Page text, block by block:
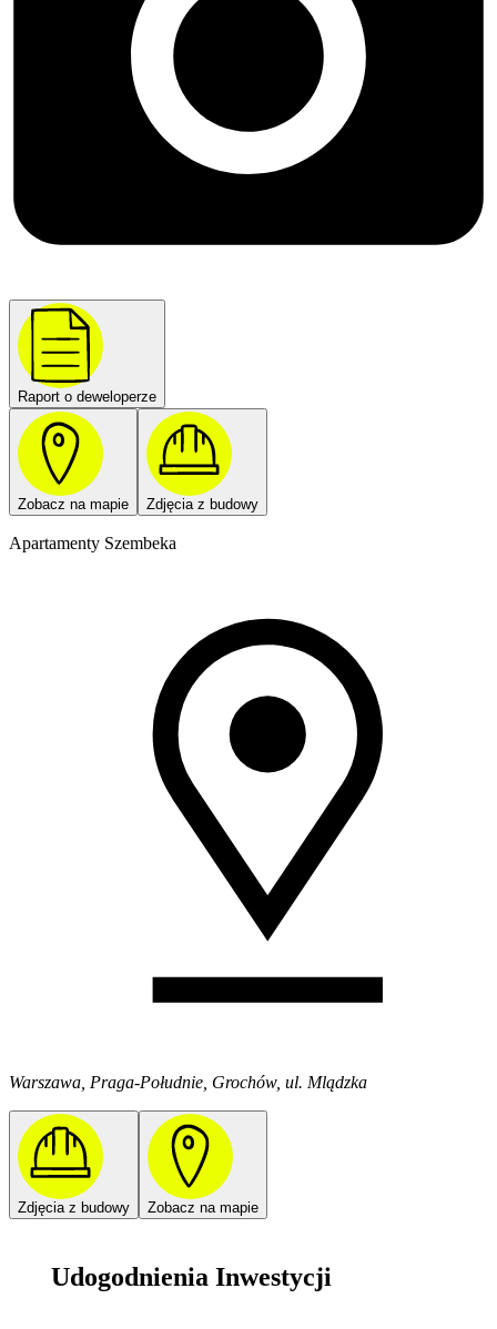
Raport o deweloperze
Zobacz na mapie Zdjęcia z budowy
Apartamenty Szembeka
Warszawa, Praga-Południe, Grochów, ul. Mlądzka
Zdjęcia z budowy Zobacz na mapie
Udogodnienia Inwestycji